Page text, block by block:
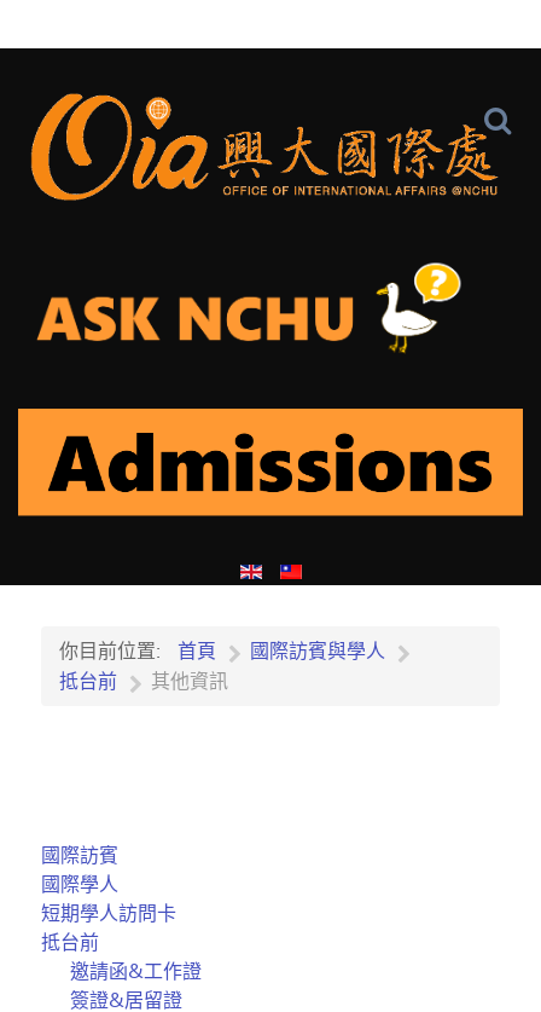
你目前位置: 首頁
國際訪賓與學人
抵台前
其他資訊
國際訪賓
國際學人
短期學人訪問卡
抵台前
邀請函&工作證
簽證&居留證